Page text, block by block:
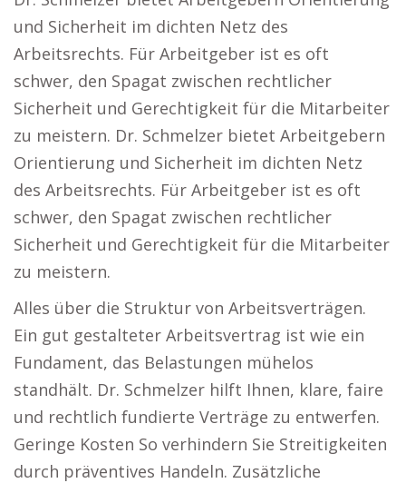
und Sicherheit im dichten Netz des
Arbeitsrechts. Für Arbeitgeber ist es oft
schwer, den Spagat zwischen rechtlicher
Sicherheit und Gerechtigkeit für die Mitarbeiter
zu meistern. Dr. Schmelzer bietet Arbeitgebern
Orientierung und Sicherheit im dichten Netz
des Arbeitsrechts. Für Arbeitgeber ist es oft
schwer, den Spagat zwischen rechtlicher
Sicherheit und Gerechtigkeit für die Mitarbeiter
zu meistern.
Alles über die Struktur von Arbeitsverträgen.
Ein gut gestalteter Arbeitsvertrag ist wie ein
Fundament, das Belastungen mühelos
standhält. Dr. Schmelzer hilft Ihnen, klare, faire
und rechtlich fundierte Verträge zu entwerfen.
Geringe Kosten So verhindern Sie Streitigkeiten
durch präventives Handeln. Zusätzliche